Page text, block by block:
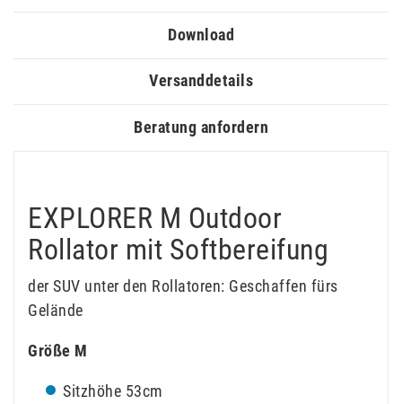
Download
Versanddetails
Beratung anfordern
EXPLORER M Outdoor
Rollator mit Softbereifung
der SUV unter den Rollatoren: Geschaffen fürs
Gelände
Größe M
Sitzhöhe 53cm